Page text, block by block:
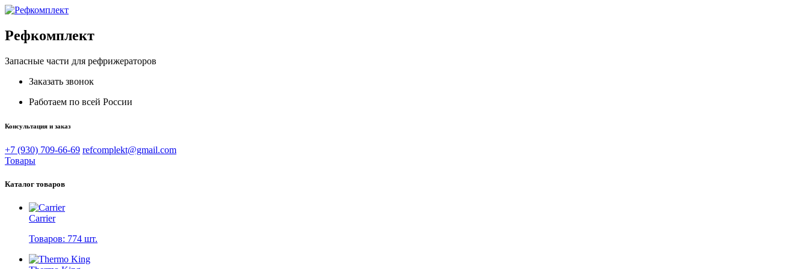
Рефкомплект
Запасные части для рефрижераторов
Заказать звонок
Работаем по всей России
Консультация и заказ
+7 (930) 709-66-69 refcomplekt@gmail.com
Товары
Каталог товаров
Carrier
Товаров: 774 шт.